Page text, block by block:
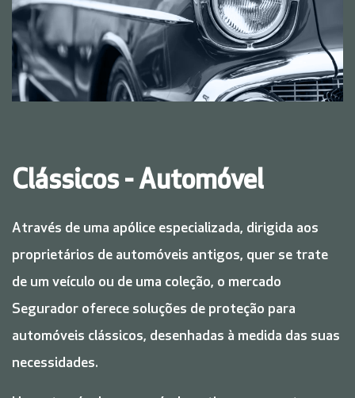
Clássicos - Automóvel
Através de uma apólice especializada, dirigida aos
proprietários de automóveis antigos, quer se trate
de um veículo ou de uma coleção, o mercado
Segurador oferece soluções de proteção para
automóveis clássicos, desenhadas à medida das suas
necessidades.